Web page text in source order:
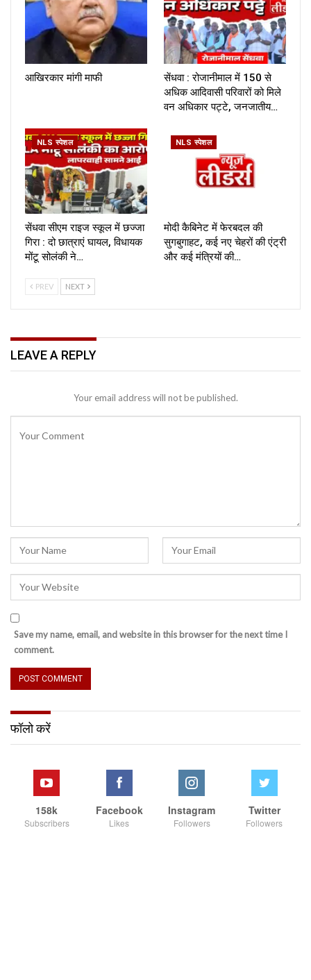
आखिरकार मांगी माफी
सेंधवा : रोजानीमाल में 150 से
अधिक आदिवासी परिवारों को मिले
वन अधिकार पट्टे, जनजातीय…
NLS स्पेशल
सेंधवा सीएम राइज स्कूल में छज्जा
गिरा : दो छात्राएं घायल, विधायक
मोंटू सोलंकी ने…
NLS स्पेशल
मोदी कैबिनेट में फेरबदल की
सुगबुगाहट, कई नए चेहरों की एंट्री
और कई मंत्रियों की…
PREV NEXT
LEAVE A REPLY
Your email address will not be published.
Save my name, email, and website in this browser for the next time I
comment.
फॉलो करें
158k
Subscribers
Facebook
Likes
Instagram
Followers
Twitter
Followers